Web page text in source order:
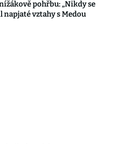
pohřbu: „Nikdy se
napjaté vztahy s Medou